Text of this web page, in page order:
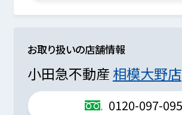
お取り扱いの店舗情報
小田急不動産 相模大野店
0120-097-095